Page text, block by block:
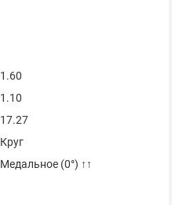
1.60
1.10
17.27
Круг
Медальное (0°) ↑↑